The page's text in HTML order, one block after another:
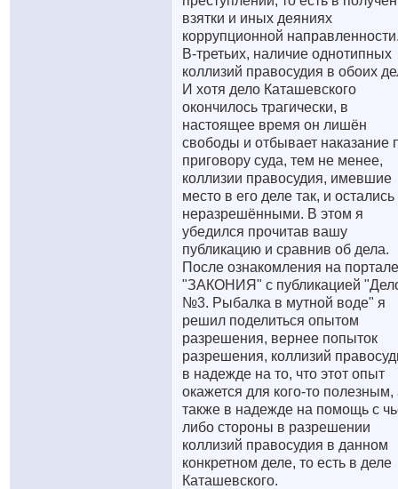
взятки и иных деяниях
коррупционной
В-третьих, наличие однотипных
коллизий правосудия в обоих
И хотя дело Каташевского
окончилось трагически, в
настоящее время он лишён
свободы и отбывает наказание
приговору суда, тем не менее,
коллизии правосудия, имевшие
место в его деле так, и остались
неразрешёнными. В этом я
убедился прочитав вашу
публикацию и сравнив об дела.
После ознакомления на портале
"ЗАКОНИЯ" с публикацией
№3. Рыбалка в мутной воде" я
решил поделиться опытом
разрешения, вернее попыток
разрешения, коллизий
в надежде на то, что этот опыт
окажется для кого-то полезным,
также в надежде на помощь с
либо стороны в разрешении
коллизий правосудия в данном
конкретном деле, то есть в деле
Каташевского.